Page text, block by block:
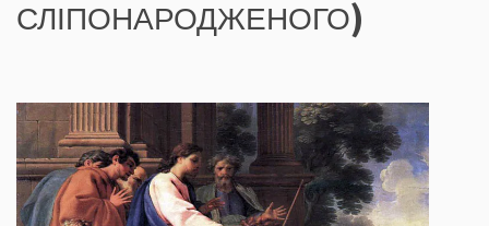
СЛІПОНАРОДЖЕНОГО)